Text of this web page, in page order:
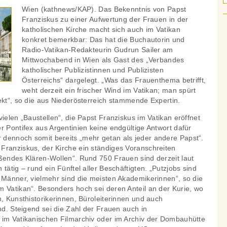
Wien (kathnews/KAP). Das Bekenntnis von Papst
Franziskus zu einer Aufwertung der Frauen in der
katholischen Kirche macht sich auch im Vatikan
konkret bemerkbar: Das hat die Buchautorin und
Radio-Vatikan-Redakteurin Gudrun Sailer am
Mittwochabend in Wien als Gast des „Verbandes
katholischer Publizistinnen und Publizisten
Österreichs“ dargelegt. „Was das Frauenthema betrifft,
weht derzeit ein frischer Wind im Vatikan; man spürt
so die aus Niederösterreich stammende Expertin.
„Baustellen“, die Papst Franziskus im Vatikan eröffnet
Pontifex aus Argentinien keine endgültige Antwort dafür
somit bereits „mehr getan als jeder andere Papst“.
der Kirche ein ständiges Voranschreiten
Klären-Wollen“. Rund 750 Frauen sind derzeit laut
tätig – rund ein Fünftel aller Beschäftigten. „Putzjobs sind
vielmehr sind die meisten Akademikerinnen“, so die
Vatikan“. Besonders hoch sei deren Anteil an der Kurie, wo
Kunsthistorikerinnen, Büroleiterinnen und auch
Steigend sei die Zahl der Frauen auch in
Vatikanischen Filmarchiv oder im Archiv der Dombauhütte